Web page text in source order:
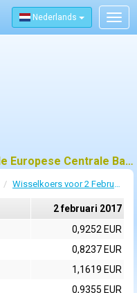
Nederlands
Referentiewisselkoersen van de Europese Centrale Bank (ECB) voor 2 februari 2017
Wisselkoers voor 2 Februari 2017
2 februari 2017
0,9252 EUR
0,8237 EUR
1,1619 EUR
0,9355 EUR